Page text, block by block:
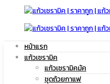
|
แก้ว
มัค
หน้าแรก
แก้วเซรามิค
แก้วเซรามิคมัค
ชุดถ้วยกาแฟ